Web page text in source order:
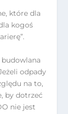
które dla
kogoś
odpady
na to,
by dotrzeć
nie jest